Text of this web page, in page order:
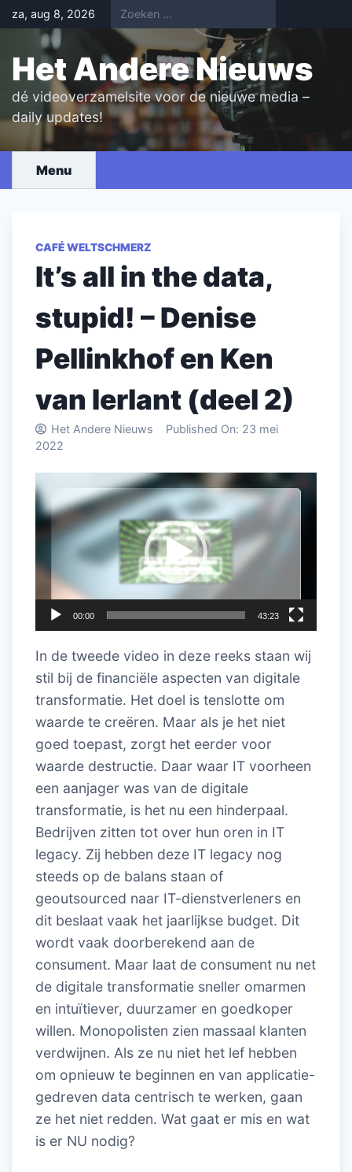
Skip
to
content
za, aug 8, 2026
Het Andere Nieuws
dé videoverzamelsite voor de nieuwe media –
daily updates!
Menu
CAFÉ WELTSCHMERZ
It’s all in the data,
stupid! – Denise
Pellinkhof en Ken
van Ierlant (deel 2)
Het Andere Nieuws Published On: 23 mei
2022
Videospeler
00:00 43:23
In de tweede video in deze reeks staan wij
stil bij de financiële aspecten van digitale
transformatie. Het doel is tenslotte om
waarde te creëren. Maar als je het niet
goed toepast, zorgt het eerder voor
waarde destructie. Daar waar IT voorheen
een aanjager was van de digitale
transformatie, is het nu een hinderpaal.
Bedrijven zitten tot over hun oren in IT
legacy. Zij hebben deze IT legacy nog
steeds op de balans staan of
geoutsourced naar IT-dienstverleners en
dit beslaat vaak het jaarlijkse budget. Dit
wordt vaak doorberekend aan de
consument. Maar laat de consument nu net
de digitale transformatie sneller omarmen
en intuïtiever, duurzamer en goedkoper
willen. Monopolisten zien massaal klanten
verdwijnen. Als ze nu niet het lef hebben
om opnieuw te beginnen en van applicatie-
gedreven data centrisch te werken, gaan
ze het niet redden. Wat gaat er mis en wat
is er NU nodig?